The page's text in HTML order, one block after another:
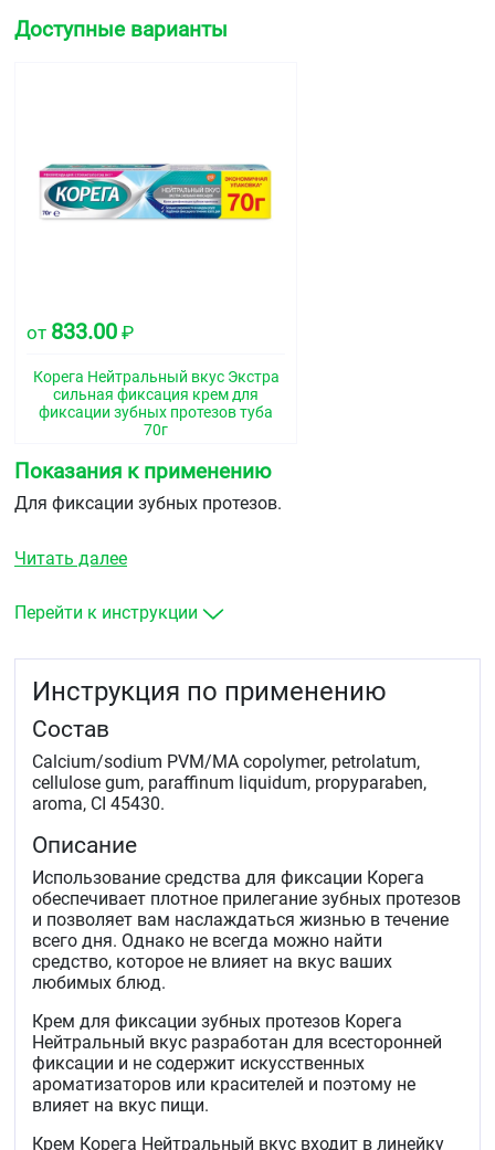
Доступные варианты
от 833.00 ₽
Корега Нейтральный вкус Экстра
сильная фиксация крем для
фиксации зубных протезов туба
70г
Показания к применению
Для фиксации зубных протезов.
Читать далее
Перейти к инструкции
Инструкция по применению
Состав
Calcium/sodium PVM/MA copolymer, petrolatum,
cellulose gum, paraffinum liquidum, propyparaben,
aroma, CI 45430.
Описание
Использование средства для фиксации Корега
обеспечивает плотное прилегание зубных протезов
и позволяет вам наслаждаться жизнью в течение
всего дня. Однако не всегда можно найти
средство, которое не влияет на вкус ваших
любимых блюд.
Крем для фиксации зубных протезов Корега
Нейтральный вкус разработан для всесторонней
фиксации и не содержит искусственных
ароматизаторов или красителей и поэтому не
влияет на вкус пищи.
Крем Корега Нейтральный вкус входит в линейку